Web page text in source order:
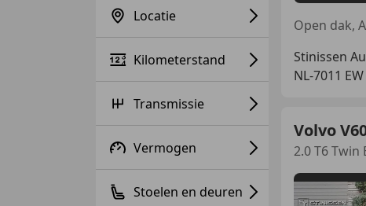
Locatie
Kilometerstand
Transmissie
Vermogen
Stoelen en deuren
Stinissen
NL-7011
Volvo
2.0 T6